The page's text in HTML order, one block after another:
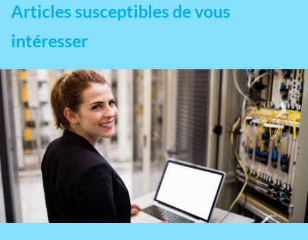
Articles susceptibles de vous
intéresser